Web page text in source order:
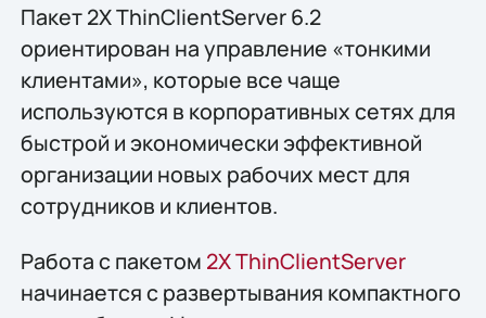
Пакет 2X ThinClientServer 6.2
ориентирован на управление «тонкими
клиентами», которые все чаще
используются в корпоративных сетях для
быстрой и экономически эффективной
организации новых рабочих мест для
сотрудников и клиентов.
Работа с пакетом 2X ThinClientServer
начинается с развертывания компактного